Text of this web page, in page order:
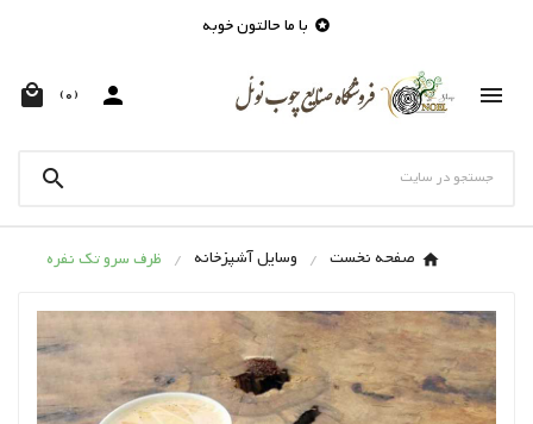
 با ما حالتون خوبه


 (0)

صفحه نخست وسایل آشپزخانه ظرف سرو تک نفره